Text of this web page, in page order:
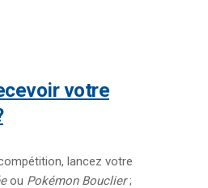
lancez votre
ou Pokémon Bouclier;